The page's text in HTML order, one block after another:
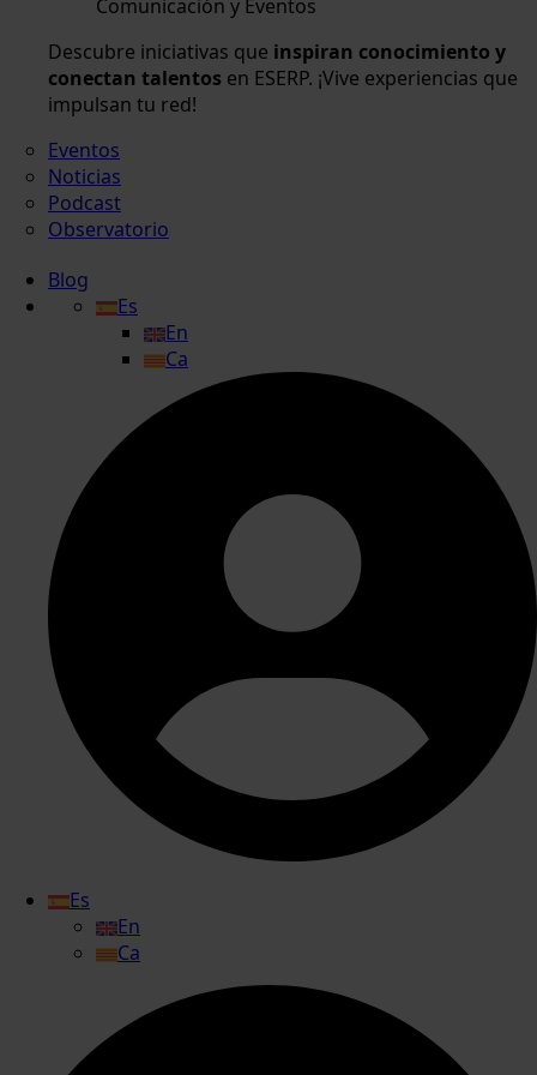
Comunicación y Eventos
Descubre iniciativas que inspiran conocimiento y
conectan talentos en ESERP. ¡Vive experiencias que
impulsan tu red!
Eventos
Noticias
Podcast
Observatorio
Blog
Es
En
Ca
Es
En
Ca